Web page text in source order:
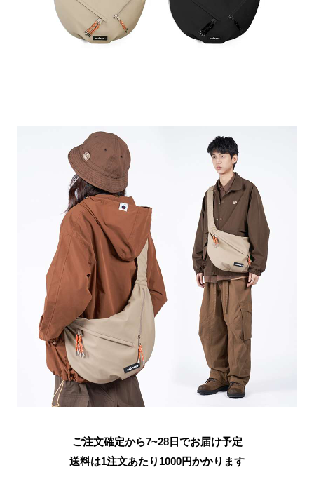
ご注文確定から7~28日でお届け予定
送料は1注文あたり 1000円かかります